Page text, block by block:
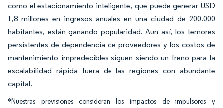
como el estacionamiento inteligente, que puede generar USD
1,8 millones en ingresos anuales en una ciudad de 200.000
habitantes, están ganando popularidad. Aun así, los temores
persistentes de dependencia de proveedores y los costos de
mantenimiento impredecibles siguen siendo un freno para la
escalabilidad rápida fuera de las regiones con abundante
capital.
*Nuestras previsiones consideran los impactos de impulsores y